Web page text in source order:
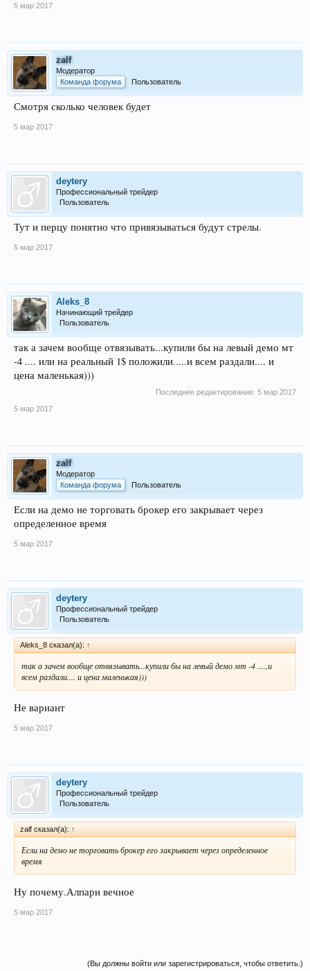
5 мар 2017
zalf
Модератор
Команда форума
Пользователь
Смотря сколько человек будет
5 мар 2017
deytery
Профессиональный трейдер
Пользователь
Тут и перцу понятно что привязываться будут стрелы.
5 мар 2017
Aleks_8
Начинающий трейдер
Пользователь
так а зачем вообще отвязывать...купили бы на левый демо мт
-4 .... или на реальный 1$ положили.....и всем раздали.... и
цена маленькая)))
Последнее редактирование: 5 мар 2017
5 мар 2017
zalf
Модератор
Команда форума
Пользователь
Если на демо не торговать брокер его закрывает через
определенное время
5 мар 2017
deytery
Профессиональный трейдер
Пользователь
Aleks_8 сказал(а): ↑
так а зачем вообще отвязывать...купили бы на левый демо мт -4 ....,и
всем раздали.... и цена маленькая)))
Не вариант
5 мар 2017
deytery
Профессиональный трейдер
Пользователь
zalf сказал(а): ↑
Если на демо не торговать брокер его закрывает через определенное
время
Ну почему.Алпари вечное
5 мар 2017
(Вы должны войти или зарегистрироваться, чтобы ответить.)